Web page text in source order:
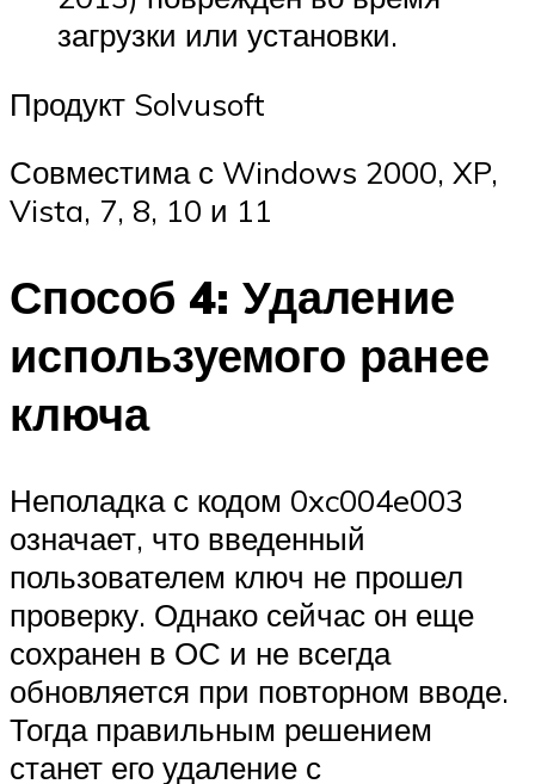
загрузки или установки.
Продукт Solvusoft
Совместима с Windows 2000, XP,
Vista, 7, 8, 10 и 11
Способ 4: Удаление
используемого ранее
ключа
Неполадка с кодом 0xc004e003
означает, что введенный
пользователем ключ не прошел
проверку. Однако сейчас он еще
сохранен в ОС и не всегда
обновляется при повторном вводе.
Тогда правильным решением
станет его удаление с